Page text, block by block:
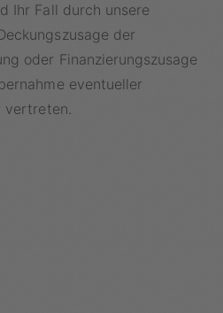
Ihr Fall durch unsere
der
oder Finanzierungszusage
eventueller
vertreten.